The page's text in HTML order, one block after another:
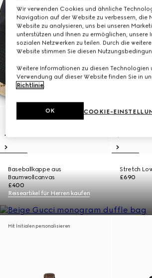
Baseballkappe aus
Baumwollcanvas
£400
Stretch
£690
Reiseartikel für Herren kaufen
Mit Initialen personalisieren
Wir verwenden Cookies und ähnliche
Navigation auf der Website zu verbessern, die
Website zu analysieren, uns bei unseren
unterstützen und Ihnen zu ermöglichen, unsere
sozialen Netzwerken zu teilen. Durch die
Website stimmen Sie diesen
Weitere Informationen zu diesen Technologien
Verwendung auf dieser Website finden Sie in
Richtlinie.
COOKIE-
OK